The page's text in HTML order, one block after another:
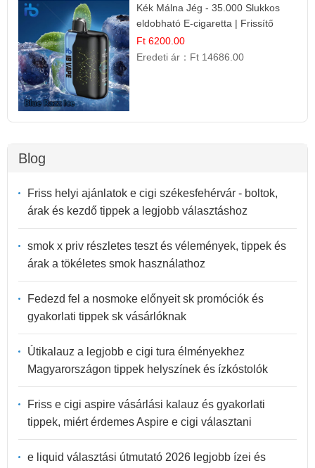
Kék Málna Jég - 35.000 Slukkos
eldobható E-cigaretta | Frissítő
Ízélmény
Ft 6200.00
Eredeti ár： Ft 14686.00
Blog
Friss helyi ajánlatok e cigi székesfehérvár - boltok,
árak és kezdő tippek a legjobb választáshoz
smok x priv részletes teszt és vélemények, tippek és
árak a tökéletes smok használathoz
Fedezd fel a nosmoke előnyeit sk promóciók és
gyakorlati tippek sk vásárlóknak
Útikalauz a legjobb e cigi tura élményekhez
Magyarországon tippek helyszínek és ízkóstolók
Friss e cigi aspire vásárlási kalauz és gyakorlati
tippek, miért érdemes Aspire e cigi választani
e liquid választási útmutató 2026 legjobb ízei és